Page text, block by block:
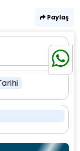
Paylaş